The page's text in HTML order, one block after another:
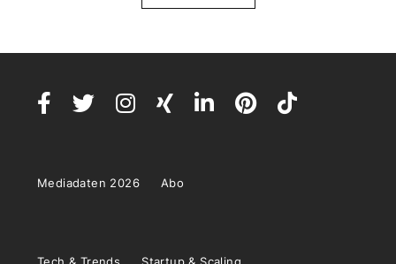
Mediadaten 2026 Abo